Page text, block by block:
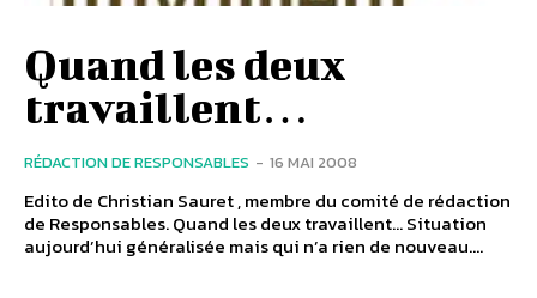
Quand les deux
travaillent…
RÉDACTION DE RESPONSABLES - 16 MAI 2008
Edito de Christian Sauret , membre du comité de rédaction
de Responsables. Quand les deux travaillent… Situation
aujourd’hui généralisée mais qui n’a rien de nouveau....